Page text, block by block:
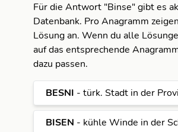
Für die Antwort "Binse" gibt es
Datenbank. Pro Anagramm
Lösung an. Wenn du alle
auf das entsprechende
dazu passen.
BESNI - türk. Stadt in der
BISEN - kühle Winde in der
B
I
B
I
S
B